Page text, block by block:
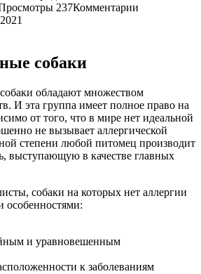
237Комментарии
собаки
обладают множеством
И эта группа имеет полное право на
от того, что в мире нет идеальной
не вызывает аллергической
степени любой питомец производит
выступающую в качестве главных
собаки на которых нет аллергии
и уравновешенным
к заболеваниям